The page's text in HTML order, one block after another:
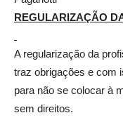
REGULARIZAÇÃO
A regularização da
traz obrigações e com
para não se colocar à
sem direitos.